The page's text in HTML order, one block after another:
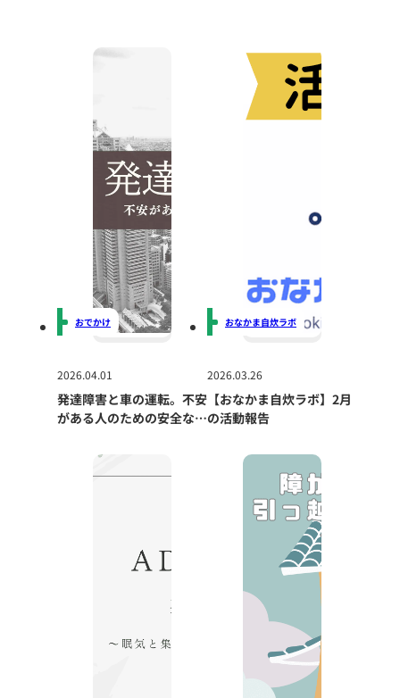
2026.04.01
発達障害と車の運転。不安
がある人のための安全な向
おでかけ
2026.03.26
【おなかま自炊ラボ】2月
の活動報告
おなかま自炊ラボ